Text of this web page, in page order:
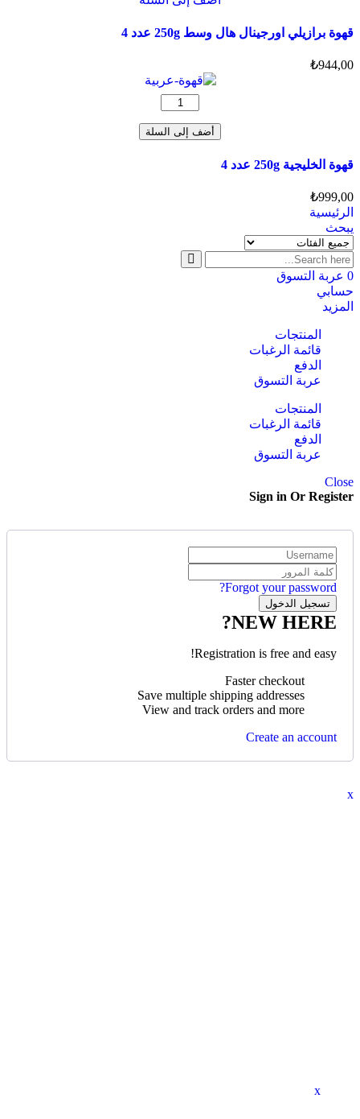
من
اختيار
الخيارات
قهوة برازيلي اورجينال هال وسط 250g عدد 4
₺944,00
كمية
الخليجية
أضف إلى السلة
‏قهوة الخليجية 250g عدد 4
₺999,00
الرئيسية
يبحث
0 عربة التسوق
حسابي
المزيد
المنتجات
قائمة الرغبات
الدفع
عربة التسوق
المنتجات
قائمة الرغبات
الدفع
عربة التسوق
Close
Sign in Or Register
Forgot your password?
NEW HERE?
Registration is free and easy!
Faster checkout
Save multiple shipping addresses
View and track orders and more
Create an account
x
x